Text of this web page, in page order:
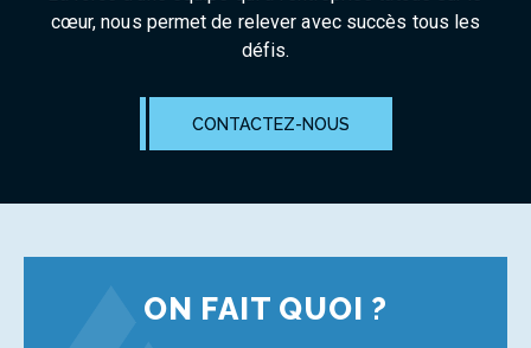
cœur, nous permet de relever avec succès tous les
défis.
CONTACTEZ-NOUS
ON FAIT QUOI ?